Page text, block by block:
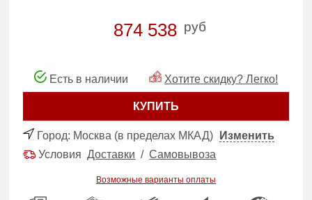
874 538 руб
Есть в наличии Хотите скидку? Легко!
КУПИТЬ
Город: Москва (в пределах МКАД)
Изменить
УсловияДоставки /Самовывоза
Возможные варианты оплаты